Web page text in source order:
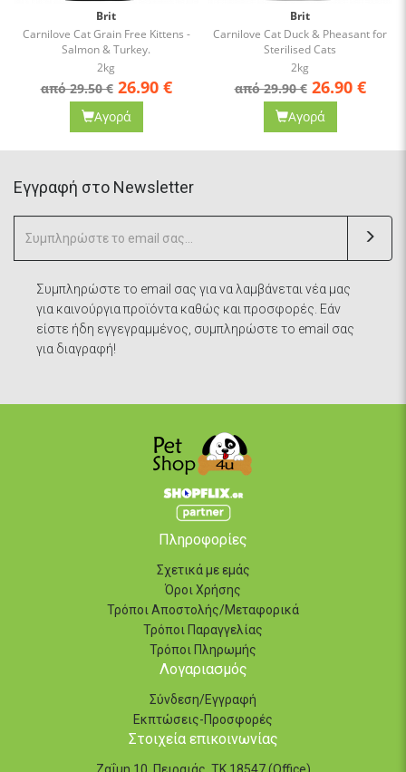
Brit
Carnilove Cat Grain Free Kittens -
Salmon & Turkey.
2kg
από 29.50 € 26.90 €
Αγορά
Brit
Carnilove Cat Duck & Pheasant for
Sterilised Cats
2kg
από 29.90 € 26.90 €
Αγορά
Eγγραφή στο Newsletter
Συμπληρώστε το email σας για να λαμβάνεται νέα μας
για καινούργια προϊόντα καθώς και προσφορές. Εάν
είστε ήδη εγγεγραμμένος, συμπληρώστε το email σας
για διαγραφή!
Πληροφορίες
Σχετικά με εμάς
Όροι Χρήσης
Τρόποι Αποστολής/Μεταφορικά
Τρόποι Παραγγελίας
Τρόποι Πληρωμής
Λογαριασμός
Σύνδεση/Εγγραφή
Εκπτώσεις-Προσφορές
Στοιχεία επικοινωνίας
Ζαΐμη 10, Πειραιάς, ΤΚ 18547 (Office)